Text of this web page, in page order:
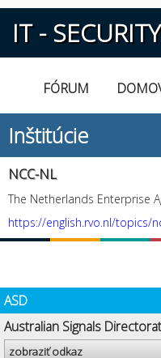
IT - SECURITY
FÓRUM
Inštitúcie
NCC-NL
The Netherlands Enterprise
https://english.rvo.nl/topics/
ASD
Australian Signals
zobraziť odkaz